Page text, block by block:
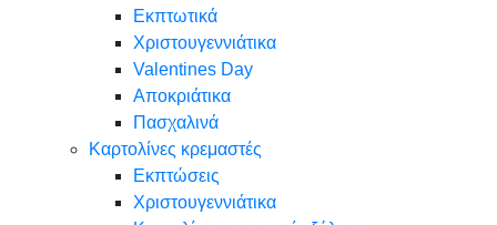
Εκπτωτικά
Χριστουγεννιάτικα
Valentines Day
Αποκριάτικα
Πασχαλινά
Καρτολίνες κρεμαστές
Εκπτώσεις
Χριστουγεννιάτικα